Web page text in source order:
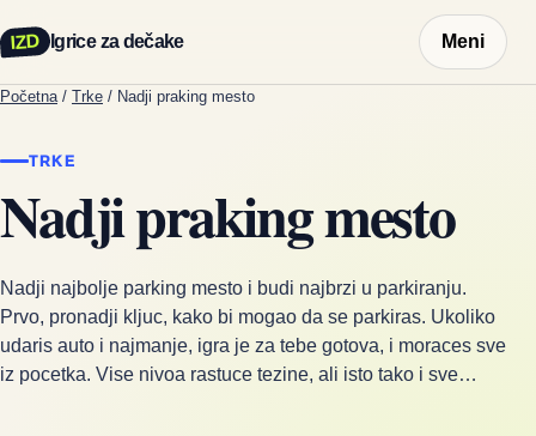
IZD Igrice za dečake Meni
Početna / Trke / Nadji praking mesto
TRKE
Nadji praking mesto
Nadji najbolje parking mesto i budi najbrzi u parkiranju.
Prvo, pronadji kljuc, kako bi mogao da se parkiras. Ukoliko
udaris auto i najmanje, igra je za tebe gotova, i moraces sve
iz pocetka. Vise nivoa rastuce tezine, ali isto tako i sve…